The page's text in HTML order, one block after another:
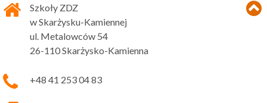
Szkoły ZDZ
w Skarżysku-Kamiennej
ul. Metalowców 54
26-110 Skarżysko-Kamienna
+48 41 253 04 83